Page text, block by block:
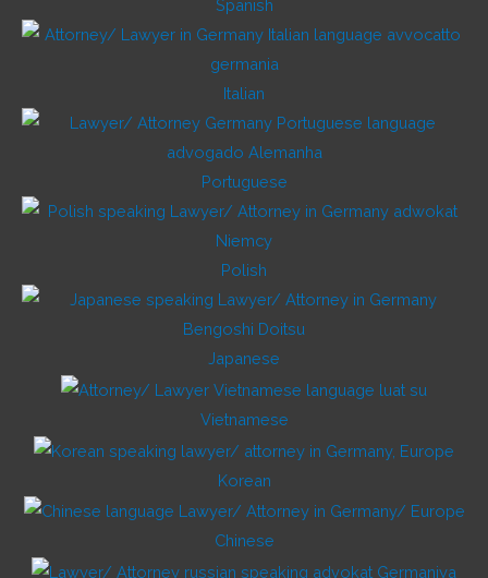
Spanish
Italian
Portuguese
Polish
Japanese
Vietnamese
Korean
Chinese